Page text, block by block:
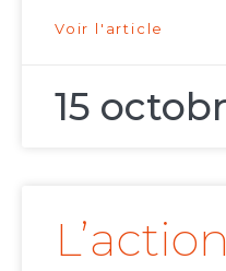
Voir l'article
15